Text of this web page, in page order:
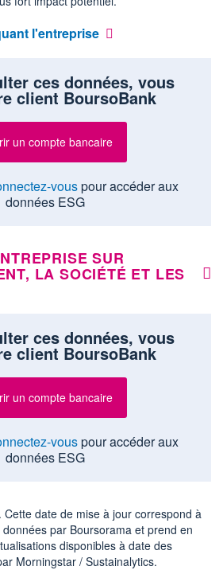
l'entreprise
ces données, vous
client BoursoBank
un compte bancaire
vouspour accéder aux
données ESG
SUR
LA SOCIÉTÉ ET LES
ces données, vous
client BoursoBank
un compte bancaire
vouspour accéder aux
données ESG
date de mise à jour correspond à
par Boursorama et prend en
disponibles à date des
Morningstar / Sustainalytics.